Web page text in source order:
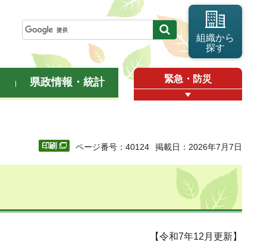
組織から
探す
県政情報・統計 緊急・防災
ページ番号：40124 掲載日：2026年7月7日
【令和7年12月更新】